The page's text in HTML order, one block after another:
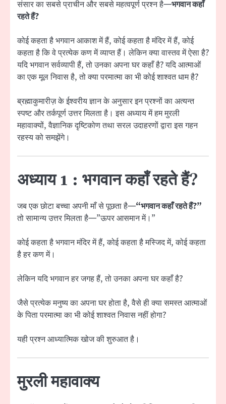
संसार का सबसे प्राचीन और सबसे महत्वपूर्ण प्रश्न है—भगवान कहाँ
रहते हैं?
कोई कहता है भगवान आकाश में हैं, कोई कहता है मंदिर में हैं, कोई
कहता है कि वे प्रत्येक कण में व्याप्त हैं। लेकिन क्या वास्तव में ऐसा है?
यदि भगवान सर्वव्यापी हैं, तो उनका अपना घर कहाँ है? यदि आत्माओं
का एक मूल निवास है, तो क्या परमात्मा का भी कोई शाश्वत धाम है?
ब्रह्माकुमारीज़ के ईश्वरीय ज्ञान के अनुसार इन प्रश्नों का अत्यन्त
स्पष्ट और तर्कपूर्ण उत्तर मिलता है। इस अध्याय में हम मुरली
महावाक्यों, वैज्ञानिक दृष्टिकोण तथा सरल उदाहरणों द्वारा इस गहन
रहस्य को समझेंगे।
अध्याय 1 : भगवान कहाँ रहते हैं?
जब एक छोटा बच्चा अपनी माँ से पूछता है—“भगवान कहाँ रहते हैं?”
तो सामान्य उत्तर मिलता है—”ऊपर आसमान में।”
कोई कहता है भगवान मंदिर में हैं, कोई कहता है मस्जिद में, कोई कहता
है हर कण में।
लेकिन यदि भगवान हर जगह हैं, तो उनका अपना घर कहाँ है?
जैसे प्रत्येक मनुष्य का अपना घर होता है, वैसे ही क्या समस्त आत्माओं
के पिता परमात्मा का भी कोई शाश्वत निवास नहीं होगा?
यही प्रश्न आध्यात्मिक खोज की शुरुआत है।
मुरली महावाक्य